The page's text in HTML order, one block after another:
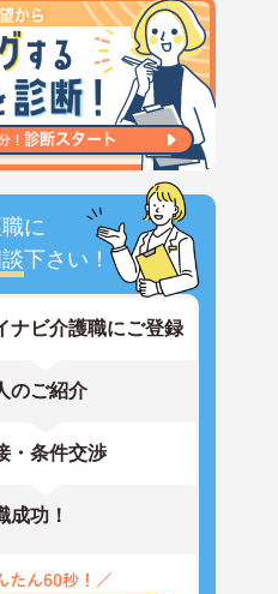
に
下さい！
ナビ介護職にご登録
のご紹介
・条件交渉
成功！